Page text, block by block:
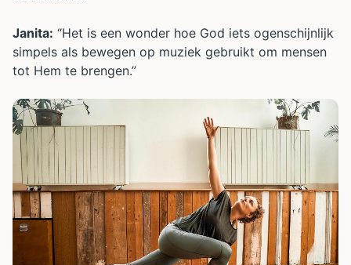
Janita: “Het is een wonder hoe God iets ogenschijnlijk
simpels als bewegen op muziek gebruikt om mensen
tot Hem te brengen.”